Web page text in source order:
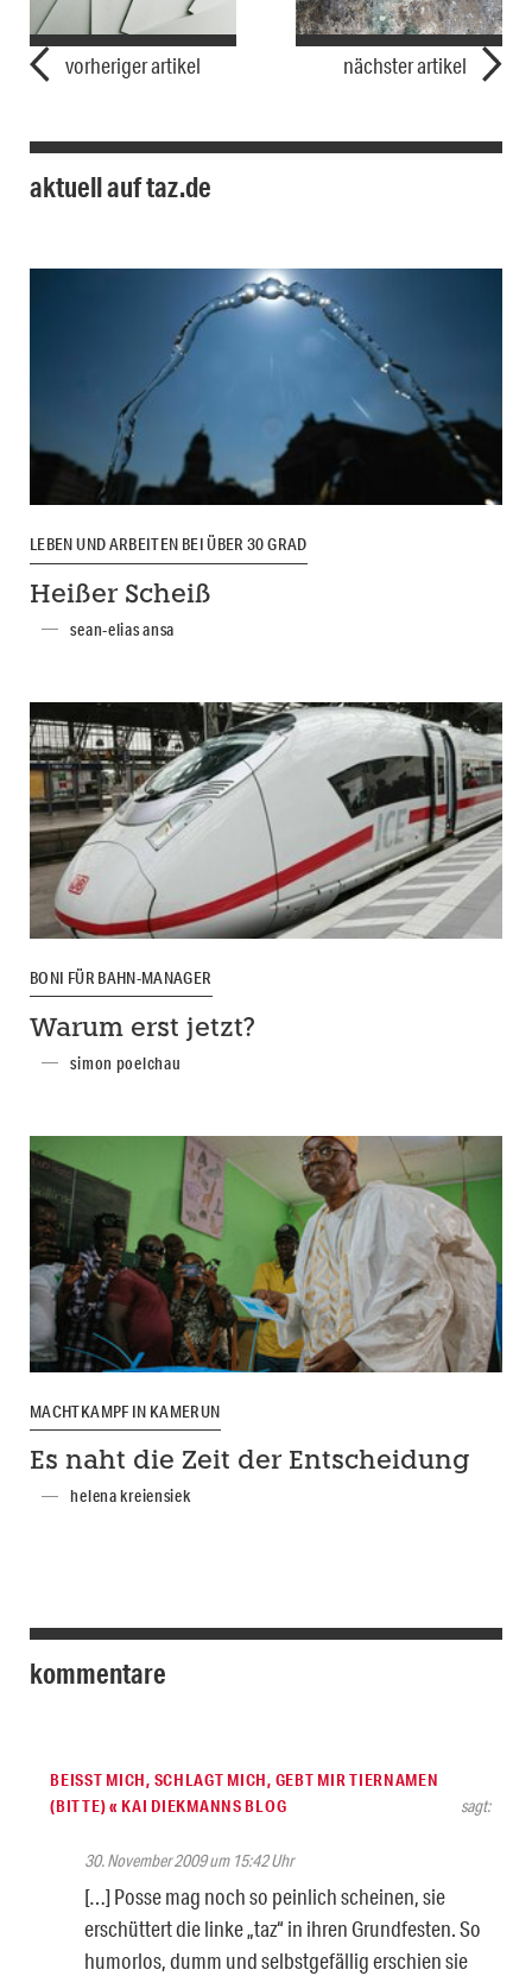
vorheriger artikel nächster artikel
aktuell auf taz.de
LEBEN UND ARBEITEN BEI ÜBER 30 GRAD
Heißer Scheiß
sean-elias ansa
BONI FÜR BAHN-MANAGER
Warum erst jetzt?
simon poelchau
MACHTKAMPF IN KAMERUN
Es naht die Zeit der Entscheidung
helena kreiensiek
kommentare
BEISST MICH, SCHLAGT MICH, GEBT MIR TIERNAMEN (
BITTE) « KAI DIEKMANNS BLOG
sagt:
30. November 2009 um 15:42 Uhr
[…] Posse mag noch so peinlich scheinen, sie
erschüttert die linke „taz“ in ihren Grundfesten. So
humorlos, dumm und selbstgefällig erschien sie